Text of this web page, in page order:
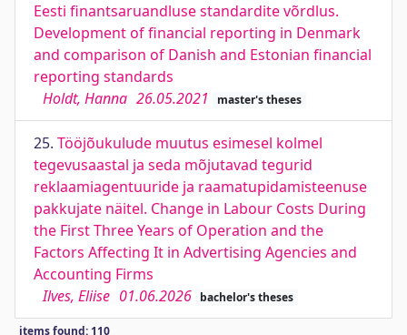
Eesti finantsaruandluse standardite võrdlus.
Development of financial reporting in Denmark
and comparison of Danish and Estonian financial
reporting standards
Holdt, Hanna 26.05.2021 master's theses
25. Tööjõukulude muutus esimesel kolmel
tegevusaastal ja seda mõjutavad tegurid
reklaamiagentuuride ja raamatupidamisteenuse
pakkujate näitel. Change in Labour Costs During
the First Three Years of Operation and the
Factors Affecting It in Advertising Agencies and
Accounting Firms
Ilves, Eliise 01.06.2026 bachelor's theses
items found: 110